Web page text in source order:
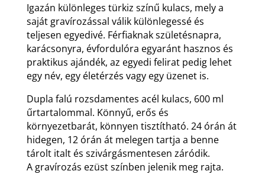
Igazán különleges türkiz színű kulacs, mely a
saját gravírozással válik különlegessé és
teljesen egyedivé. Férfiaknak születésnapra,
karácsonyra, évfordulóra egyaránt hasznos és
praktikus ajándék, az egyedi felirat pedig lehet
egy név, egy életérzés vagy egy üzenet is.
Dupla falú rozsdamentes acél kulacs, 600 ml
űrtartalommal. Könnyű, erős és
környezetbarát, könnyen tisztítható. 24 órán át
hidegen, 12 órán át melegen tartja a benne
tárolt italt és szivárgásmentesen záródik.
A gravírozás ezüst színben jelenik meg rajta.